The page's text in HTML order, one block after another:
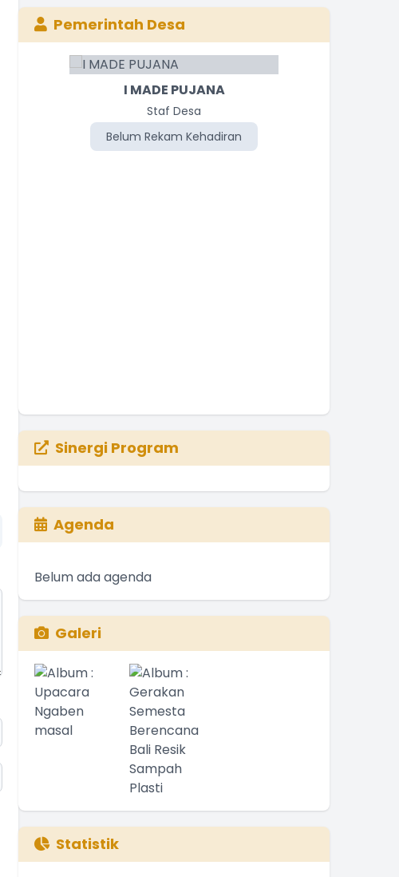
Pemerintah Desa
I MADE PUJANA
Staf Desa
Belum Rekam Kehadiran
Sinergi Program
Agenda
Belum ada agenda
Galeri
Statistik